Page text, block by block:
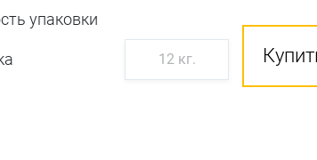
упаковки
12 кг.